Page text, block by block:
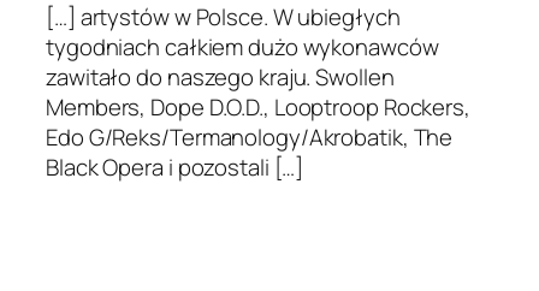
[…] artystów w Polsce. W ubiegłych
tygodniach całkiem dużo wykonawców
zawitało do naszego kraju. Swollen
Members, Dope D.O.D., Looptroop Rockers,
Edo G/Reks/Termanology/Akrobatik, The
Black Opera i pozostali […]